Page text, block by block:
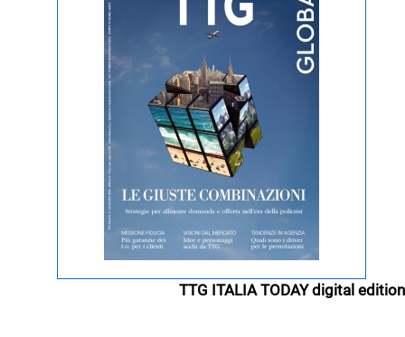
TTG ITALIA TODAY digital edition